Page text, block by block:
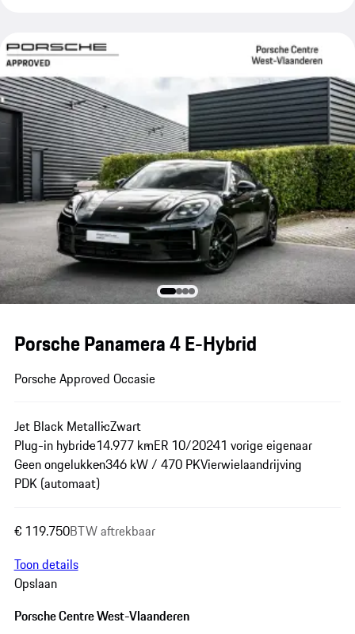
Porsche Panamera 4 E-Hybrid
Porsche Approved Occasie
Jet Black MetallicZwart
Plug-in hybride14.977 kmER 10/20241 vorige eigenaar
Geen ongelukken346 kW / 470 PKVierwielaandrijving
PDK (automaat)
€ 119.750BTW aftrekbaar
Toon details
Opslaan
Porsche Centre West-Vlaanderen